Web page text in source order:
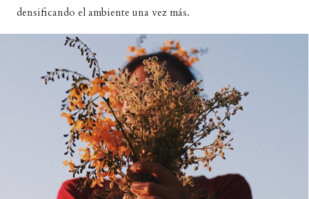
densificando el ambiente una vez más.